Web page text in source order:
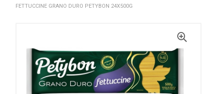
FETTUCCINE GRANO DURO PETYBON 24X500G